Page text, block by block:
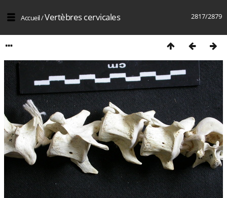
2817/2879
Accueil/Vertèbres cervicales